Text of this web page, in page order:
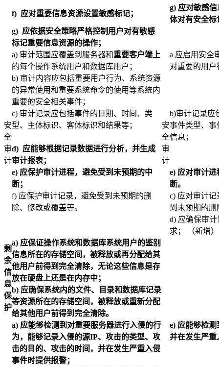
f) 应对重要信息资源设置敏感标记；
g) 应对敏感
体对有安全
g) 应依据安全策略严格控制用户对有敏感
标记重要信息资源的操作；
安
全
审
计
a) 审计范围应覆盖到服务器和重要客户端上
的每个操作系统用户和数据库用户；
安
全
审
计
a 应启用安全
对重要的用
b) 审计内容应包括重要用户行为、系统资源
的异常使用和重要系统命令的使用等系统内
重要的安全相关事件；
c) 审计记录应包括事件的日期、时间、类
型、主体标识、客体标识和结果等；
b)审计记录应
事件类型、事
信息；
d) 应能够根据记录数据进行分析，并生成
审计报表；
e) 应保护审计进程，避免受到未预期的中
断；
e) 应对审计
断。
f) 应保护审计记录，避免受到未预期的删
除、修改或覆盖等。
c) 应对审计
到未预期的
d) 应确保审
求； （新增）
剩
余
信
息
保
护
a) 应保证操作系统和数据库系统用户的鉴别
信息所在的存储空间，被释放或再分配给其
他用户前得到完全清除，无论这些信息是存
放在硬盘上还是在内存中；
b) 应确保系统内的文件、目录和数据库记录
等资源所在的存储空间，被释放或重新分配
给其他用户前得到完全清除。
a) 应能够检测到对重要服务器进行入侵的行
为，能够记录入侵的源IP、攻击的类型、攻
击的目的、攻击的时间，并在发生严重入侵
事件时提供报警；
e) 应能够检测
并在发生严